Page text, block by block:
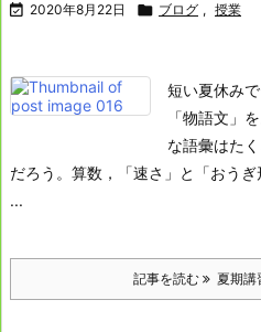
 2020年8月22日  ブログ , 授業
短い夏休み
「物語文」を
な語彙はた
だろう。 算数，「速さ」と「おうぎ
...
記事を読む 夏期講